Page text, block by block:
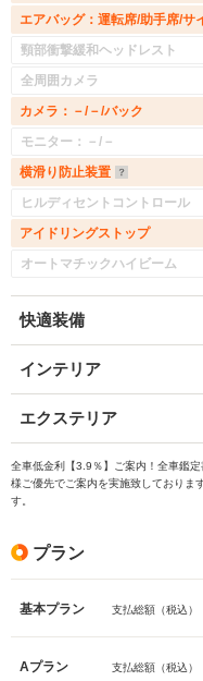
エアバッグ：運転席/助手席/サ
頸部衝撃緩和ヘッドレスト
全周囲カメラ
カメラ：－/－/バック
モニター：－/－
横滑り防止装置
ヒルディセントコントロール
アイドリングストップ
オートマチックハイビーム
快適装備
インテリア
エクステリア
全車低金利【3.9％】ご案内！全車鑑
様ご優先でご案内を実施致しておりま
す。
プラン
基本プラン 支払総額（税込）
Aプラン 支払総額（税込）